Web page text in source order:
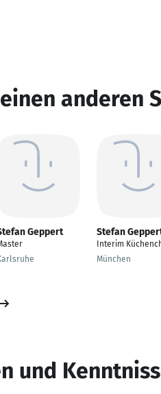
anderen
Geppert Stefan
Interim
München
und